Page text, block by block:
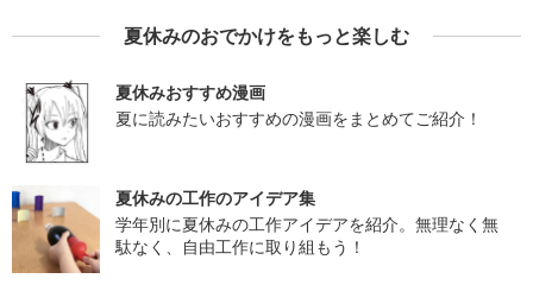
夏休みのおでかけをもっと楽しむ
夏休みおすすめ漫画
夏に読みたいおすすめの漫画をまとめてご紹介！
夏休みの工作のアイデア集
学年別に夏休みの工作アイデアを紹介。無理なく無
駄なく、自由工作に取り組もう！